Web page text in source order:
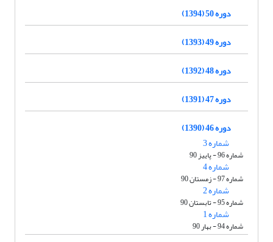
دوره 50 (1394)
دوره 49 (1393)
دوره 48 (1392)
دوره 47 (1391)
دوره 46 (1390)
شماره 3
شماره 96 - پاییز 90
شماره 4
شماره 97 - زمستان 90
شماره 2
شماره 95 - تابستان 90
شماره 1
شماره 94 - بهار 90